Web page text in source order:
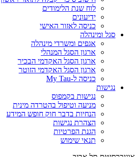
לוח שנת הלימודים
ידיעונים
כניסה לאזור האישי
סגל ומינהלה
אגפים ומשרדי מינהלה
ארגון הסגל המנהלי
ארגון הסגל האקדמי הבכיר
ארגון הסגל האקדמי הזוטר
כניסה ל-My Tau
נגישות
נגישות בקמפוס
מניעה וטיפול בהטרדה מינית
הנחיות בדבר חוק חופש המידע
הצהרת נגישות
הגנת הפרטיות
תנאי שימוש